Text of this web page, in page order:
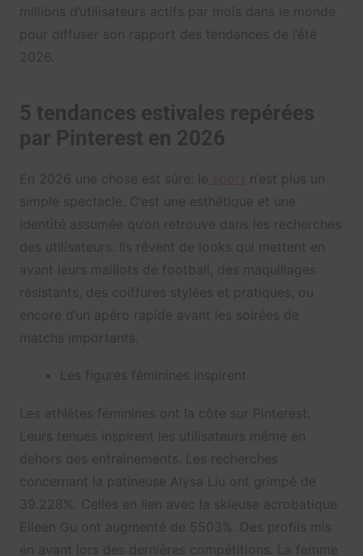
millions d’utilisateurs actifs par mois dans le monde
pour diffuser son rapport des tendances de l’été
2026.
5 tendances estivales repérées
par Pinterest en 2026
En 2026 une chose est sûre: le
n’est plus un
simple spectacle. C’est une esthétique et une
identité assumée qu’on retrouve dans les recherches
des utilisateurs. Ils rêvent de looks qui mettent en
avant leurs maillots de football, des maquillages
résistants, des coiffures stylées et pratiques, ou
encore d’un apéro rapide avant les soirées de
matchs importants.
Les figures féminines inspirent
Les athlètes féminines ont la côte sur Pinterest.
Leurs tenues inspirent les utilisateurs même en
dehors des entraînements. Les recherches
concernant la patineuse Alysa Liu ont grimpé de
39.228%. Celles en lien avec la skieuse acrobatique
Eileen Gu ont augmenté de 5503%. Des profils mis
en avant lors des dernières compétitions. La femme